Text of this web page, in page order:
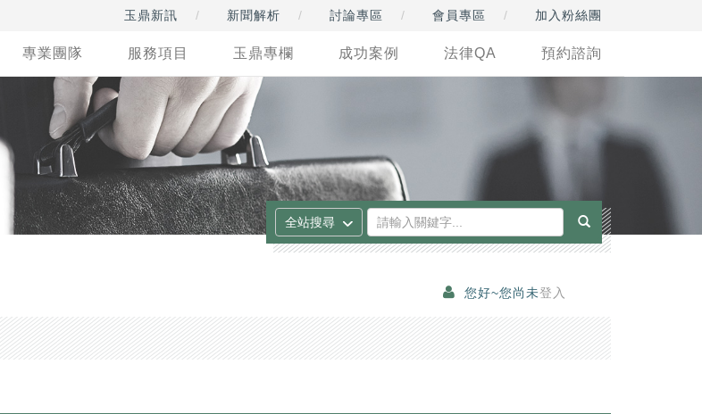
玉鼎新訊 新聞解析 討論專區 會員專區 加入粉絲團
專業團隊 服務項目 玉鼎專欄 成功案例 法律QA 預約諮詢
您好~您尚未登入